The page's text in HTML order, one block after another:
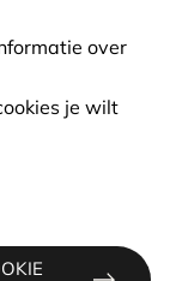
over
je wilt